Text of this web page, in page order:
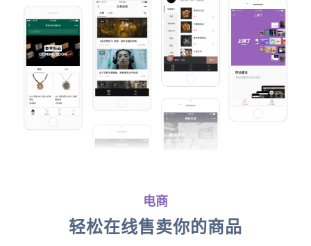
电商
轻松在线售卖你的商品